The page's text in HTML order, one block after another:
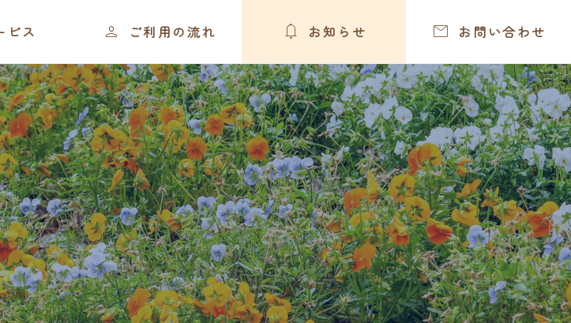
ビス  ご利用の流れ  お知らせ  お問い合わせ